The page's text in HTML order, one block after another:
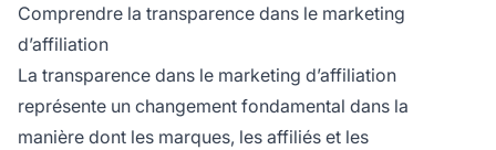
Comprendre la transparence dans le marketing
d’affiliation
La transparence dans le marketing d’affiliation
représente un changement fondamental dans la
manière dont les marques, les affiliés et les